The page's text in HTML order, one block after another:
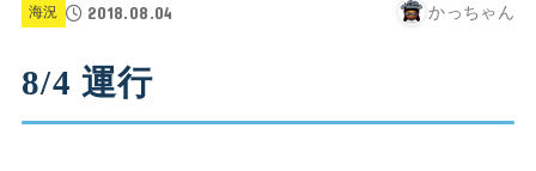
海況 2018.08.04 かっちゃん
8/4 運行